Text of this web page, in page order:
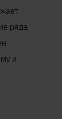
ряда
и